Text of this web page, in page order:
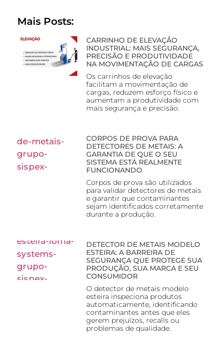
Mais Posts:
CARRINHO DE ELEVAÇÃO
INDUSTRIAL: MAIS SEGURANÇA,
PRECISÃO E PRODUTIVIDADE
NA MOVIMENTAÇÃO DE CARGAS
Os carrinhos de elevação
facilitam a movimentação de
cargas, reduzem esforço físico e
aumentam a produtividade com
mais segurança e precisão.
CORPOS DE PROVA PARA
DETECTORES DE METAIS: A
GARANTIA DE QUE O SEU
SISTEMA ESTÁ REALMENTE
FUNCIONANDO
Corpos de prova são utilizados
para validar detectores de metais
e garantir que contaminantes
sejam identificados corretamente
durante a produção.
DETECTOR DE METAIS MODELO
ESTEIRA: A BARREIRA DE
SEGURANÇA QUE PROTEGE SUA
PRODUÇÃO, SUA MARCA E SEU
CONSUMIDOR
O detector de metais modelo
esteira inspeciona produtos
automaticamente, identificando
contaminantes antes que eles
gerem prejuízos, recalls ou
problemas de qualidade.